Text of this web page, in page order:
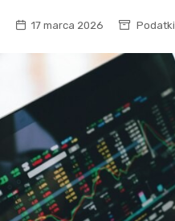
17 marca 2026 Podatki